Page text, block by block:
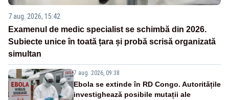
7 aug. 2026, 15:42
Examenul de medic specialist se schimbă din 2026.
Subiecte unice în toată țara și probă scrisă organizată
simultan
7 aug. 2026, 09:38
Ebola se extinde în RD Congo. Autoritățile
investighează posibile mutații ale